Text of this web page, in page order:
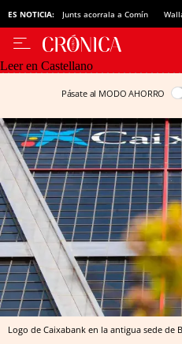
ES NOTICIA: Junts acorrala a Comín
Leer en Castellano
Pásate al MODO AHORRO
Logo de Caixabank en la antigua sede de